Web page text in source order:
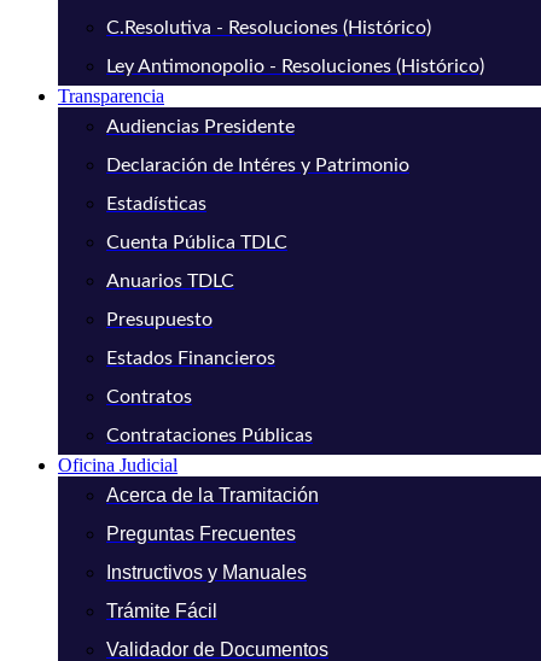
C.Resolutiva - Resoluciones (Histórico)
Ley Antimonopolio - Resoluciones (Histórico)
Transparencia
Audiencias Presidente
Declaración de Intéres y Patrimonio
Estadísticas
Cuenta Pública TDLC
Anuarios TDLC
Presupuesto
Estados Financieros
Contratos
Contrataciones Públicas
Oficina Judicial
Acerca de la Tramitación
Preguntas Frecuentes
Instructivos y Manuales
Trámite Fácil
Validador de Documentos